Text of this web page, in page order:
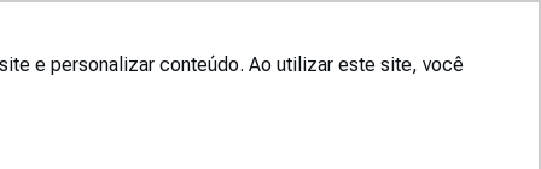
e personalizar conteúdo. Ao utilizar este site, você